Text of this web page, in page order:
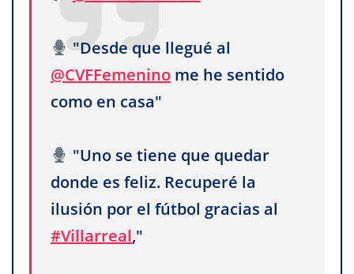
"Desde que llegué al
@CVFFemenino me he sentido
como en casa"
"Uno se tiene que quedar
donde es feliz. Recuperé la
ilusión por el fútbol gracias al
#Villarreal,"